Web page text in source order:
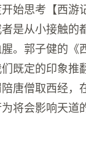
始思考【西
是从小接触
。郭子健的
既定的印象
唐僧取西经
将会影响天